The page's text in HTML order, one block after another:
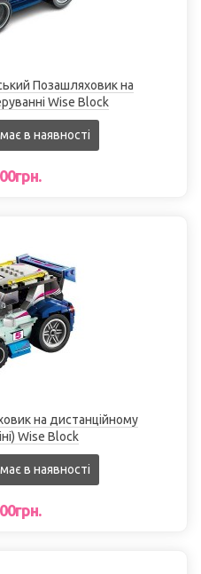
Позашляховик на
Wise Block
в наявності
на дистанційному
Wise Block
в наявності